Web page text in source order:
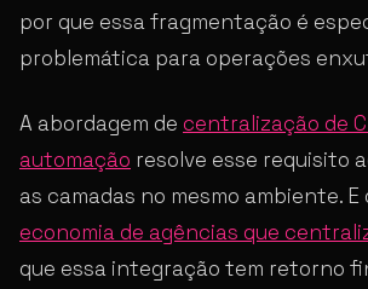
por que essa fragmentação é
problemática para operações
A abordagem de centralização de
automação resolve esse requisito
as camadas no mesmo ambiente. E
economia de agências que
que essa integração tem retorno